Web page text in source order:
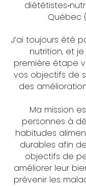
Québec
J’ai toujours été
nutrition, et
première étape
vos objectifs de
des
​Ma mission
personnes à
habitudes
durables afin
objectifs de
améliorer leur
prévenir les